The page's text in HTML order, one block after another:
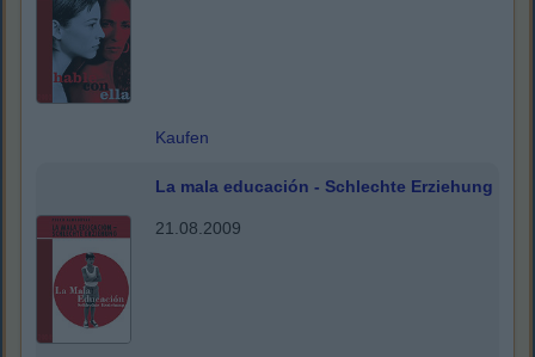
Kaufen
La mala educación - Schlechte Erziehung
21.08.2009